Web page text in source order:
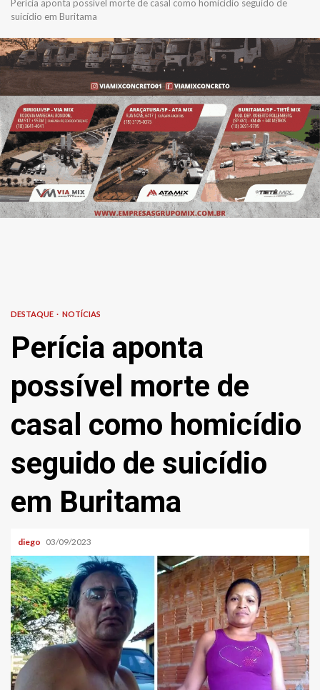
Perícia aponta possível morte de casal como homicídio seguido de
suicídio em Buritama
DESTAQUE NOTÍCIAS
Perícia aponta
possível morte de
casal como homicídio
seguido de suicídio
em Buritama
diego 03/09/2023